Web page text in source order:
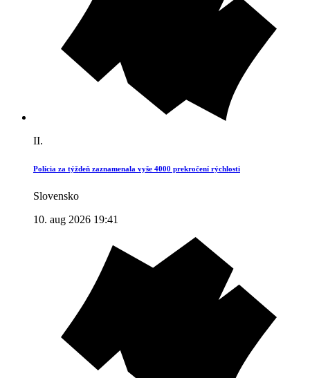
II.
Polícia za týždeň zaznamenala vyše 4000 prekročení rýchlosti
Slovensko
10. aug 2026 19:41